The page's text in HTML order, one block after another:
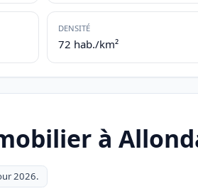
DENSITÉ
72 hab./km²
à
2026.